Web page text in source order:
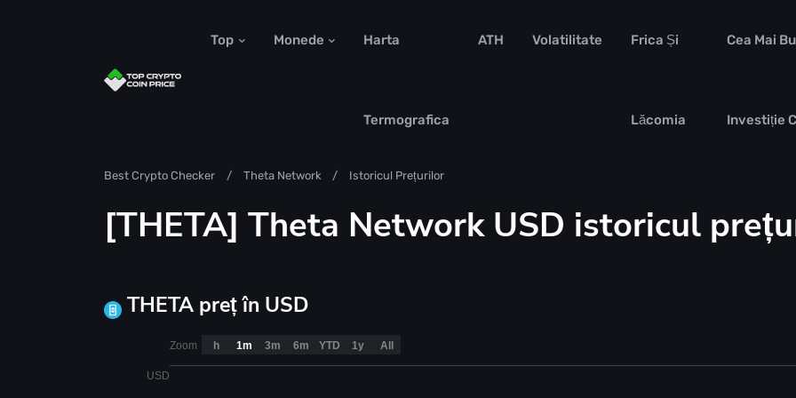
Top Monede Harta
Termografica
ATH Volatilitate Frica Și
Lăcomia
Cea Mai
Investiție
Best Crypto Checker Theta Network Istoricul Prețurilor
[THETA] Theta Network USD istoricul
THETA preț în USD
USD
Zoom h 1m 3m 6m YTD 1y All